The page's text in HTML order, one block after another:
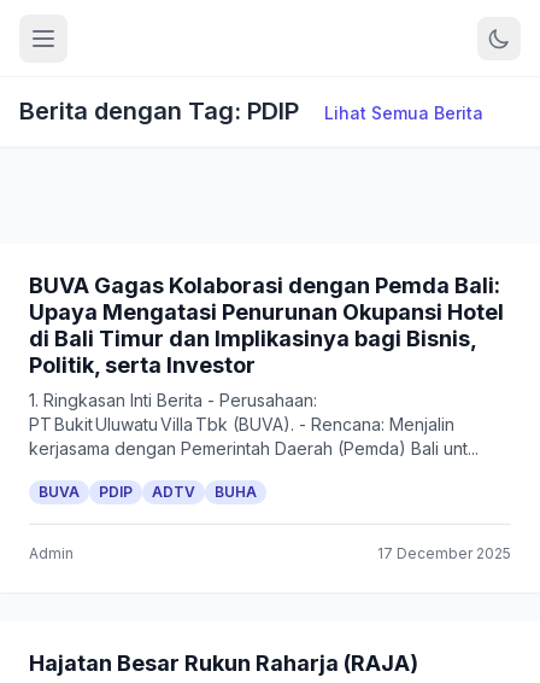
Berita dengan Tag: PDIP Lihat Semua Berita
BUVA Gagas Kolaborasi dengan Pemda Bali:
Upaya Mengatasi Penurunan Okupansi Hotel
di Bali Timur dan Implikasinya bagi Bisnis,
Politik, serta Investor
1. Ringkasan Inti Berita - Perusahaan:
PT Bukit Uluwatu Villa Tbk (BUVA). - Rencana: Menjalin
kerjasama dengan Pemerintah Daerah (Pemda) Bali unt...
BUVA PDIP ADTV BUHA
Admin 17 December 2025
Hajatan Besar Rukun Raharja (RAJA)